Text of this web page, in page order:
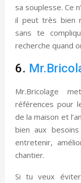
sa souplesse. Ce
il peut très bien
sans te
recherche quand
6.
Mr.Bricolage
références pour
de la maison et
bien aux
entretenir,
chantier.
Si tu veux